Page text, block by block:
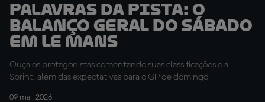
Palavras da pista: o
balanço geral do sábado
em Le Mans
Ouça os protagonistas comentando suas classificações e a
Sprint, além das expectativas para o GP de domingo
09 mai. 2026